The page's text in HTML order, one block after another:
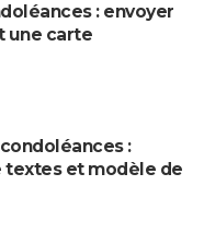
: envoyer
une carte
:
textes et modèle de